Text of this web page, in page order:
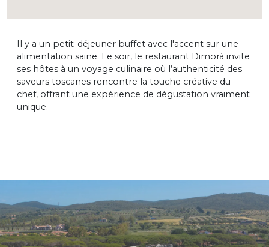
Il y a un petit-déjeuner buffet avec l'accent sur une
alimentation saine. Le soir, le restaurant Dimorà invite
ses hôtes à un voyage culinaire où l’authenticité des
saveurs toscanes rencontre la touche créative du
chef, offrant une expérience de dégustation vraiment
unique.